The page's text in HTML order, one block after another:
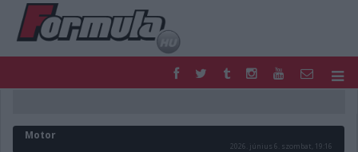
FORMULA
MOTOR
Motor
2026. június 6. szombat, 19:16